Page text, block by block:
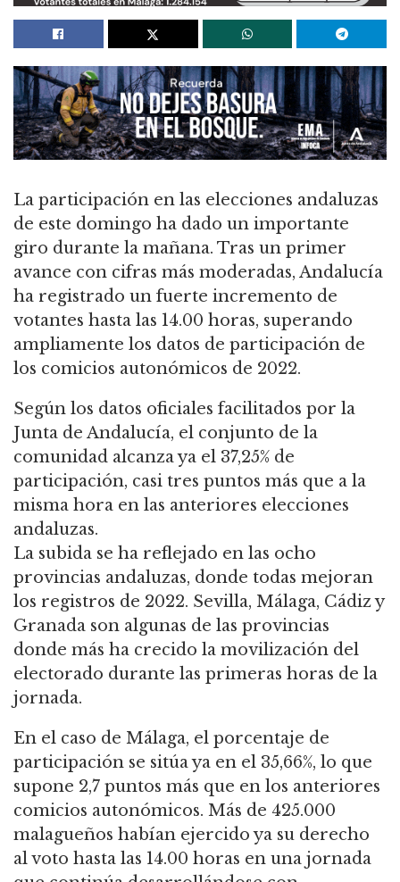
La participación en las elecciones andaluzas
de este domingo ha dado un importante
giro durante la mañana. Tras un primer
avance con cifras más moderadas, Andalucía
ha registrado un fuerte incremento de
votantes hasta las 14.00 horas, superando
ampliamente los datos de participación de
los comicios autonómicos de 2022.
Según los datos oficiales facilitados por la
Junta de Andalucía, el conjunto de la
comunidad alcanza ya el 37,25% de
participación, casi tres puntos más que a la
misma hora en las anteriores elecciones
andaluzas.
La subida se ha reflejado en las ocho
provincias andaluzas, donde todas mejoran
los registros de 2022. Sevilla, Málaga, Cádiz y
Granada son algunas de las provincias
donde más ha crecido la movilización del
electorado durante las primeras horas de la
jornada.
En el caso de Málaga, el porcentaje de
participación se sitúa ya en el 35,66%, lo que
supone 2,7 puntos más que en los anteriores
comicios autonómicos. Más de 425.000
malagueños habían ejercido ya su derecho
al voto hasta las 14.00 horas en una jornada